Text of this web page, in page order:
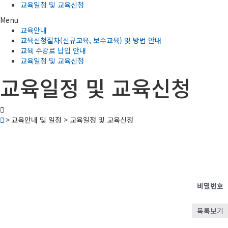
교육일정 및 교육신청
Menu
교육안내
교육신청절차(신규교육, 보수교육) 및 방법 안내
교육 수강료 납입 안내
교육일정 및 교육신청
교육일정 및 교육신청
> 교육안내 및 일정 > 교육일정 및 교육신청
비밀번호
목록보기